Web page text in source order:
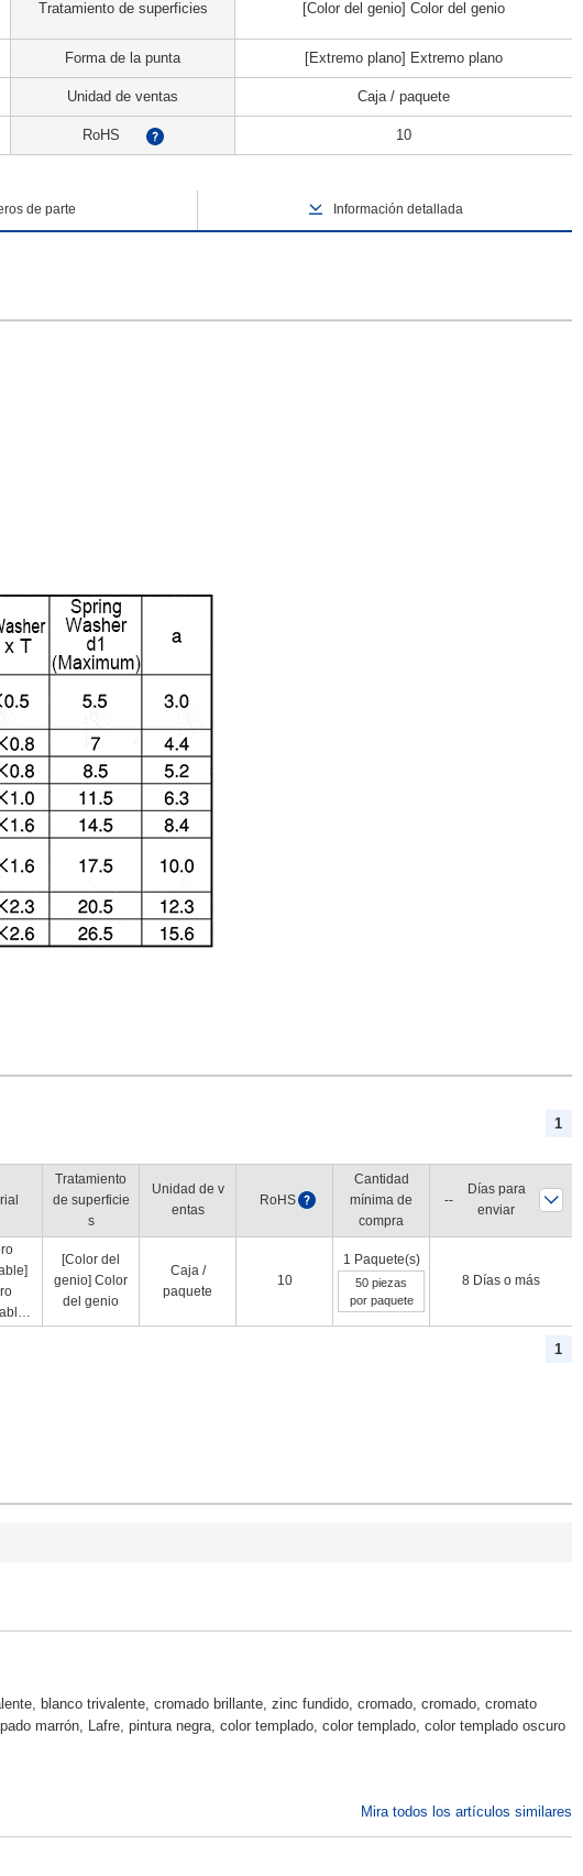
Tratamiento de superficies [Color del genio] Color del genio
Forma de la punta [Extremo plano] Extremo plano
Unidad de ventas Caja / paquete
RoHS ? 10
de parte Información detallada
1
Tratamiento
de superficie
s
Unidad de v
entas
RoHS ?
Cantidad
mínima de
compra
[Color del
genio] Color
del genio
Caja /
paquete
10
1 Paquete(s)
50 piezas
por paquete
Días para
enviar
8 Días o más
1
blanco trivalente, cromado brillante, zinc fundido, cromado, cromado, cromato
marrón, Lafre, pintura negra, color templado, color templado, color templado oscuro
Mira todos los artículos similares